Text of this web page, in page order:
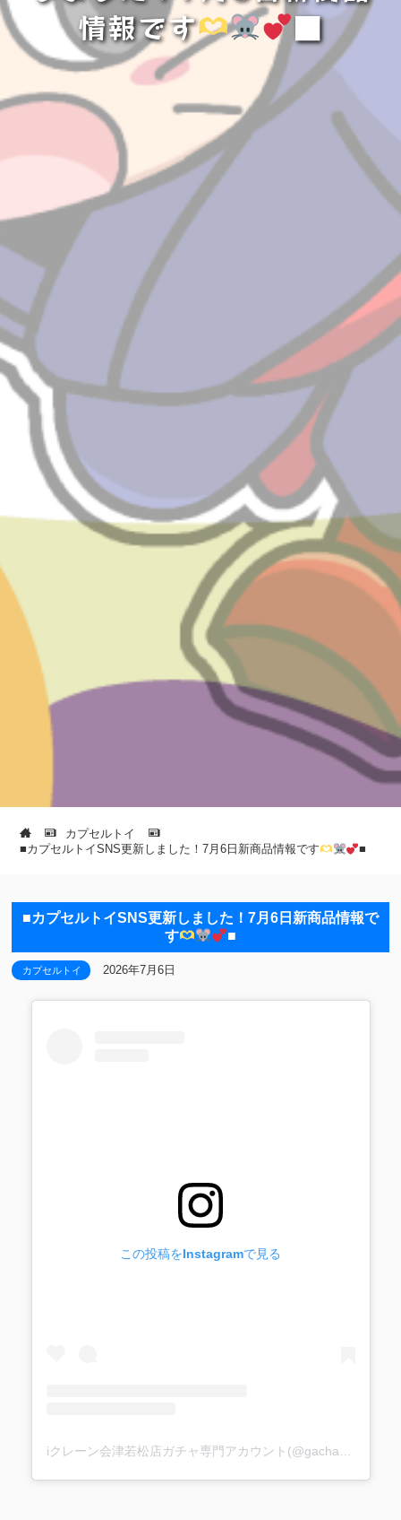
情報です
■
カプセルトイ
■カプセルトイSNS更新しました！7月6日新商品情報です
■
■カプセルトイSNS更新しました！7月6日新商品情報で
す
■
カプセルトイ 2026年7月6日
この投稿をInstagramで見る
iクレーン会津若松店ガチャ専門アカウント(@gacha_i_gacha)がシェアした投稿